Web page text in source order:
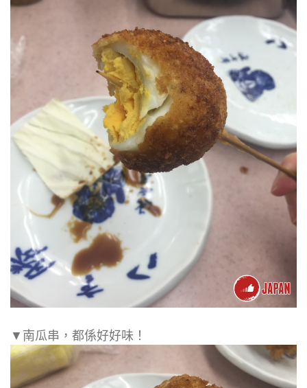
▼南瓜串，都係好好味！